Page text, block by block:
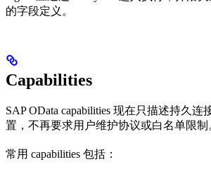
的字段定义。
Capabilities
SAP OData capabilities 现在只描述持久连
置，不再要求用户维护协议或白名单限制
常用 capabilities 包括：